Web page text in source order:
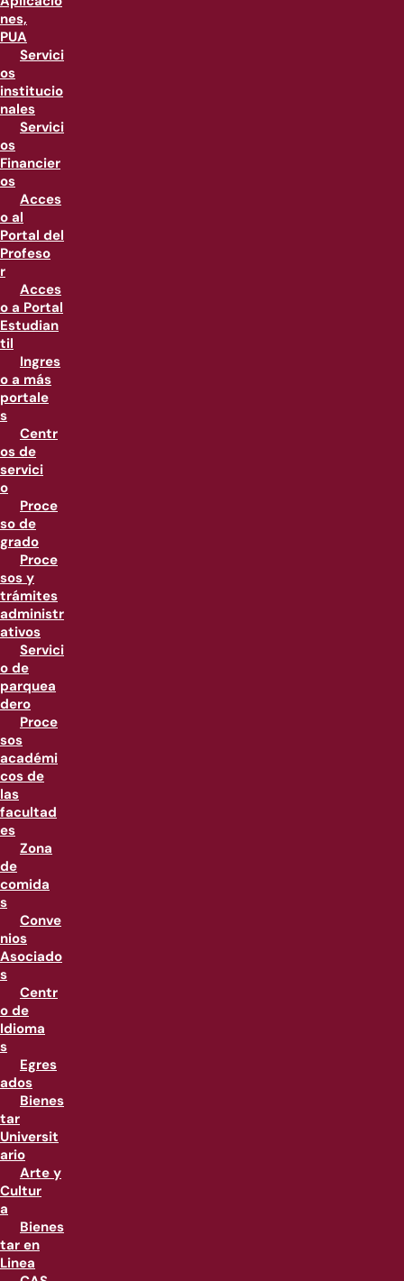
nes,
PUA
Servici
os
institucio
nales
Servici
os
Financier
os
Acces
o al
Portal del
Profeso
r
Acces
o a Portal
Estudian
til
Ingres
o a más
portale
s
Centr
os de
servici
o
Proce
so de
grado
Proce
sos y
trámites
administr
ativos
Servici
o de
parquea
dero
Proce
sos
académi
cos de
las
facultad
es
Zona
de
comida
s
Conve
nios
Asociado
s
Centr
o de
Idioma
s
Egres
ados
Bienes
tar
Universit
ario
Arte y
Cultur
a
Bienes
tar en
Linea